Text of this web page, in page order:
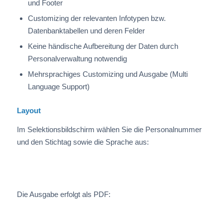
und Footer
Customizing der relevanten Infotypen bzw.
Datenbanktabellen und deren Felder
Keine händische Aufbereitung der Daten durch
Personalverwaltung notwendig
Mehrsprachiges Customizing und Ausgabe (Multi
Language Support)
Layout
Im Selektionsbildschirm wählen Sie die Personalnummer
und den Stichtag sowie die Sprache aus:
Die Ausgabe erfolgt als PDF: